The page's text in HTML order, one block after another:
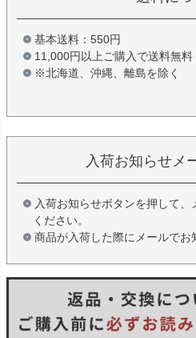
基本送料：550円
11,000円以上ご購入で送料無料
※北海道、沖縄、離島を除く
入荷お知らせメ
入荷お知らせボタンを押して
ください。
商品が入荷した際にメールでお